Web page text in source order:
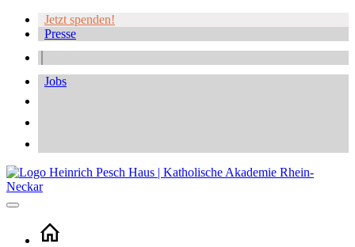
Jetzt spenden!
Presse
Jobs